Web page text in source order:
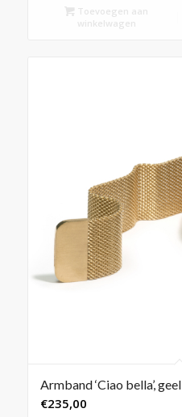
Toevoegen aan
winkelwagen
Armband ‘Ciao bella’, geel
€235,00